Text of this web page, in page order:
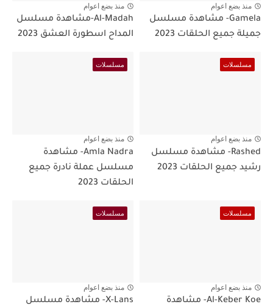
منذ بضع اعوام
Gamela- مشاهدة مسلسل
جميلة جميع الحلقات 2023
منذ بضع اعوام
Al-Madah-مشاهدة مسلسل
المداح اسطورة العشق 2023
مسلسلات
منذ بضع اعوام
Rashed- مشاهدة مسلسل
رشيد جميع الحلقات 2023
مسلسلات
منذ بضع اعوام
Amla Nadra- مشاهدة
مسلسل عملة نادرة جميع
الحلقات 2023
مسلسلات
منذ بضع اعوام
Al-Keber Koe- مشاهدة
مسلسلات
منذ بضع اعوام
X-Lans- مشاهدة مسلسل